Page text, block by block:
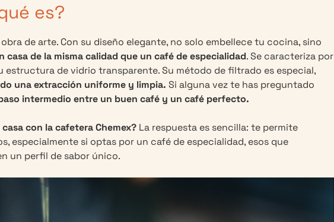
es?
de arte. Con su diseño elegante, no solo embellece tu cocina, sino
de la misma calidad que un café de especialidad. Se caracteriza por
estructura de vidrio transparente. Su método de filtrado es especial,
una extracción uniforme y limpia. Si alguna vez te has preguntado
intermedio entre un buen café y un café perfecto.
con la cafetera Chemex? La respuesta es sencilla: te permite
especialmente si optas por un café de especialidad, esos que
un perfil de sabor único.